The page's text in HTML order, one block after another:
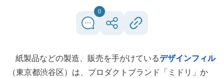
0
紙製品などの製造、販売を手がけているデザインフィル
（東京都渋谷区）は、プロダクトブランド「ミドリ」か